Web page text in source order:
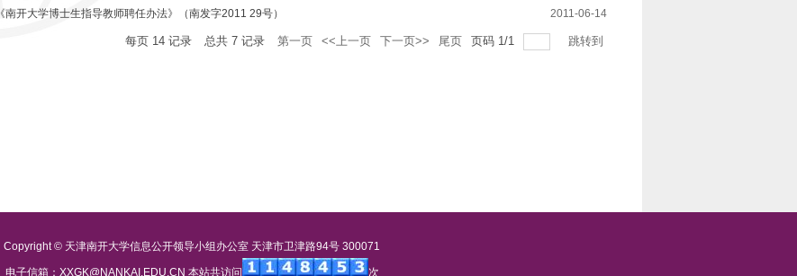
《南开大学博士生指导教师聘任办法》（南发字2011 29号）
2011-06-14
每页 14 记录 总共 7 记录 第一页 <<上一页 下一页>> 尾页 页码 1/1 跳转到
Copyright © 天津南开大学信息公开领导小组办公室 天津市卫津路94号 300071
电子信箱：XXGK@NANKAI.EDU.CN 本站共访问 次